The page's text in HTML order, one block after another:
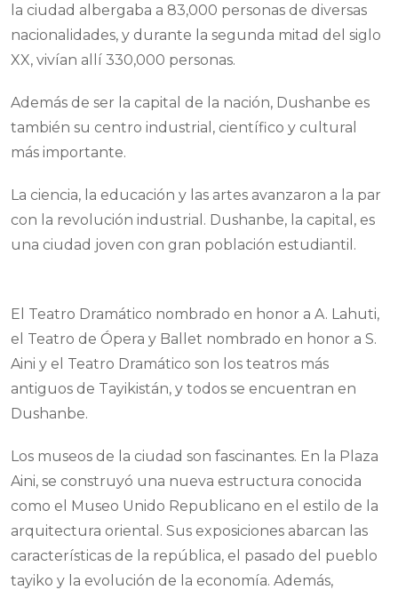
la ciudad albergaba a 83,000 personas de diversas
nacionalidades, y durante la segunda mitad del siglo
XX, vivían allí 330,000 personas.
Además de ser la capital de la nación, Dushanbe es
también su centro industrial, científico y cultural
más importante.
La ciencia, la educación y las artes avanzaron a la par
con la revolución industrial. Dushanbe, la capital, es
una ciudad joven con gran población estudiantil.
El Teatro Dramático nombrado en honor a A. Lahuti,
el Teatro de Ópera y Ballet nombrado en honor a S.
Aini y el Teatro Dramático son los teatros más
antiguos de Tayikistán, y todos se encuentran en
Dushanbe.
Los museos de la ciudad son fascinantes. En la Plaza
Aini, se construyó una nueva estructura conocida
como el Museo Unido Republicano en el estilo de la
arquitectura oriental. Sus exposiciones abarcan las
características de la república, el pasado del pueblo
tayiko y la evolución de la economía. Además,